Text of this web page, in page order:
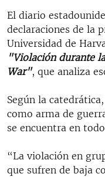
El diario
declaraciones de la
Universidad de
"Violación durante
War", que analiza
Según la
como arma de
se encuentra en
“La violación en
que sufren de baja